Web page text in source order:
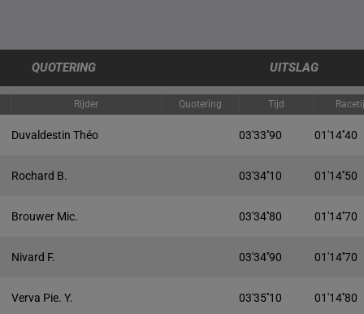
QUOTERING UITSLAG
Rijder Quotering Tijd
Duvaldestin Théo 03'33''90 01'14''40
Rochard B. 03'34''10 01'14''50
Brouwer Mic. 03'34''80 01'14''70
Nivard F. 03'34''90 01'14''70
Verva Pie. Y. 03'35''10 01'14''80